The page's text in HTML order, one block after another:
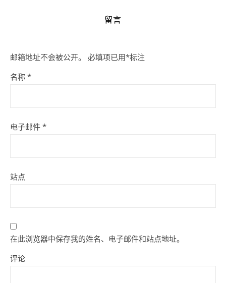
留言
邮箱地址不会被公开。 必填项已用*标注
名称 *
电子邮件 *
站点
在此浏览器中保存我的姓名、电子邮件和站点地址。
评论